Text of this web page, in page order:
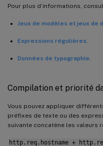
Pour plus d’informations,
Jeux de modèles et jeux de
Expressions régulières
Données de typographie
Compilation et priorité
Vous pouvez appliquer
préfixes de texte ou des
suivante concatène les valeurs
http.req.hostname +